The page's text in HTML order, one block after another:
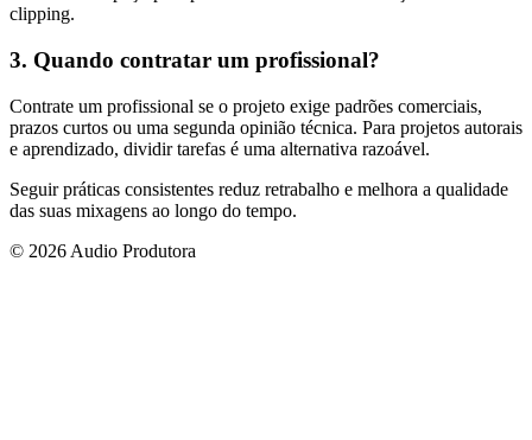
clipping.
3. Quando contratar um profissional?
Contrate um profissional se o projeto exige padrões comerciais,
prazos curtos ou uma segunda opinião técnica. Para projetos autorais
e aprendizado, dividir tarefas é uma alternativa razoável.
Seguir práticas consistentes reduz retrabalho e melhora a qualidade
das suas mixagens ao longo do tempo.
© 2026 Audio Produtora